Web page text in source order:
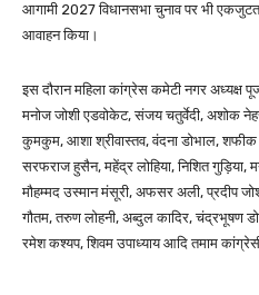
आगामी 2027 विधानसभा चुनाव पर भी
आवाहन किया।
इस दौरान महिला कांग्रेस कमेटी नगर अध्यक्ष
मनोज जोशी एडवोकेट, संजय चतुर्वेदी, अशोक
कुमकुम, आशा श्रीवास्तव, वंदना डोभाल, शफीक
सरफराज हुसैन, महेंद्र लोहिया, निशित गुड़िया,
मौहम्मद उस्मान मंसूरी, अफसर अली, प्रदीप
गौतम, तरुण लोहनी, अब्दुल कादिर, चंद्रभूषण
रमेश कश्यप, शिवम उपाध्याय आदि तमाम